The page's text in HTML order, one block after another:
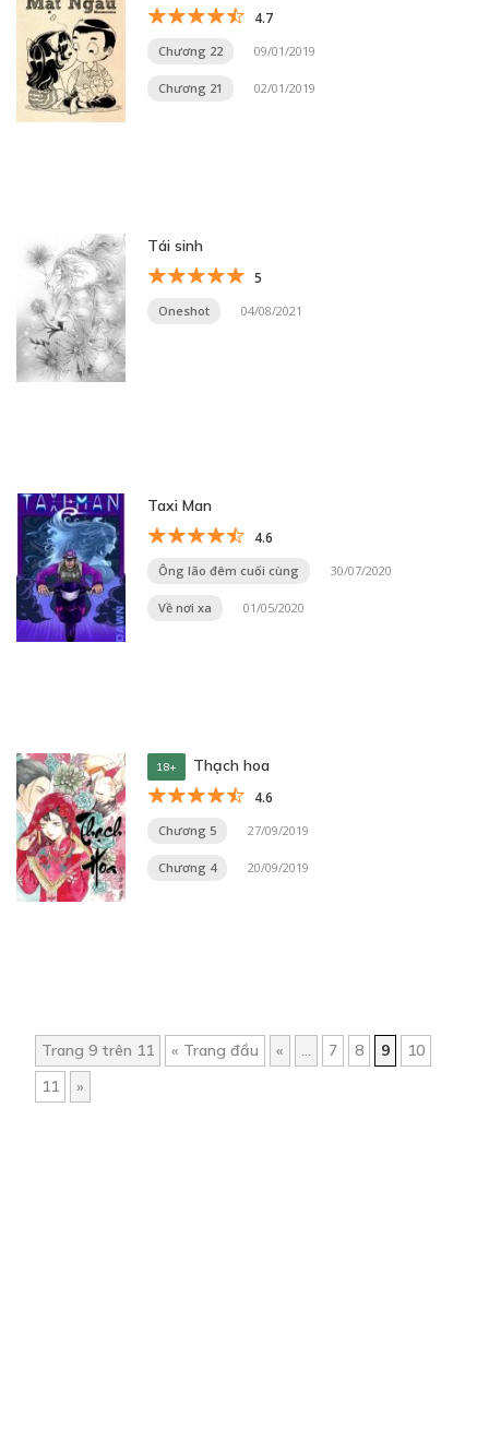
4.7
Chương 22 09/01/2019
Chương 21 02/01/2019
Tái sinh
5
Oneshot 04/08/2021
Taxi Man
4.6
Ông lão đêm cuối cùng 30/07/2020
Về nơi xa 01/05/2020
18+ Thạch hoa
4.6
Chương 5 27/09/2019
Chương 4 20/09/2019
Trang 9 trên 11 « Trang đầu « ... 7 8 9
10
11
»